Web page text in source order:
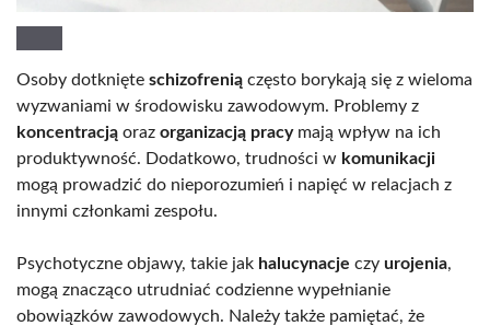
Osoby dotknięte schizofrenią często borykają się z wieloma
wyzwaniami w środowisku zawodowym. Problemy z
koncentracją oraz organizacją pracymają wpływ na ich
produktywność. Dodatkowo, trudności w komunikacji
mogą prowadzić do nieporozumień i napięć w relacjach z
innymi członkami zespołu.
Psychotyczne objawy, takie jak halucynacje czy urojenia,
mogą znacząco utrudniać codzienne wypełnianie
obowiązków zawodowych. Należy także pamiętać, że